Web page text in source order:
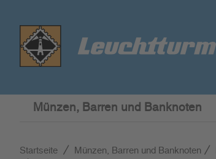
Münzen, Barren und Banknoten
Startseite Münzen, Barren und Banknoten